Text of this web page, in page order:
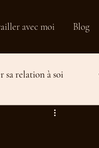
avec moi Blog
sa relation à soi